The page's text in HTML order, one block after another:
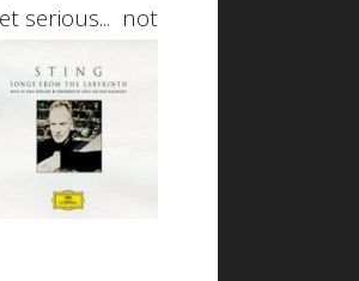
serious... not